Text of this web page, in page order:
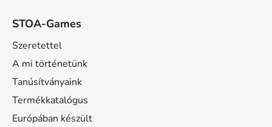
STOA-Games
Szeretettel
A mi történetünk
Tanúsítványaink
Termékkatalógus
Európában készült